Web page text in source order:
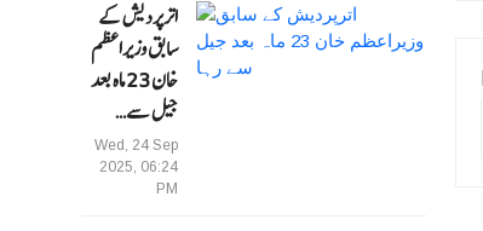
اترپردیش کے
سابق وزیراعظم
خان 23 ماہ بعد
جیل سے…
Wed, 24 Sep
2025, 06:24
PM